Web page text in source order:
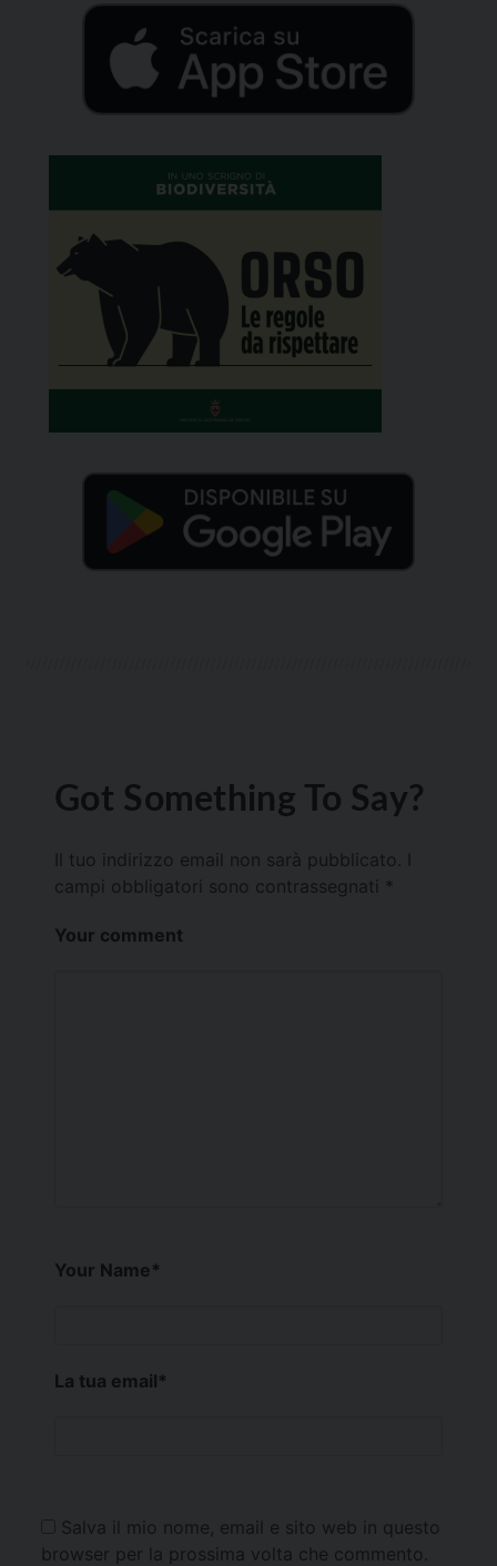
Got Something To Say?
Il tuo indirizzo email non sarà pubblicato.
campi obbligatori sono contrassegnati *
Your comment
Your Name*
La tua email*
Salva il mio nome, email e sito web in questo
browser per la prossima volta che commento.